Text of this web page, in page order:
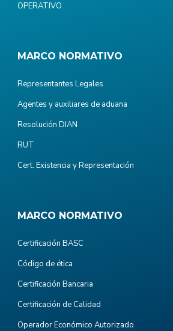
OPERATIVO
MARCO NORMATIVO
Representantes Legales
Agentes y auxiliares de aduana
Resolución DIAN
RUT
Cert. Existencia y Representación
MARCO NORMATIVO
Certificación BASC
Código de ética
Certificación Bancaria
Certificación de Calidad
Operador Económico Autorizado